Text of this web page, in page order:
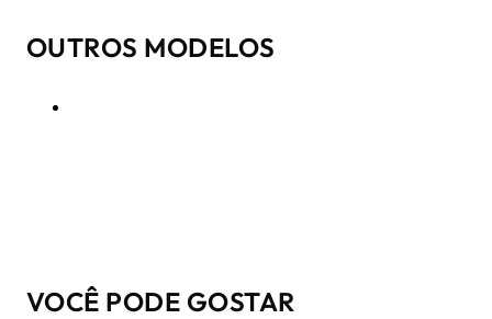
OUTROS MODELOS
VOCÊ PODE GOSTAR